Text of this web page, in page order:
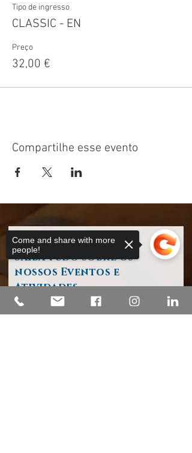
Tipo de ingresso
CLASSIC - EN
Preço
32,00 €
Compartilhe esse evento
Saiba tudo sobre os
nossos Eventos e
Atividades
o seu endereço de e-mail
Come and share with more
people!